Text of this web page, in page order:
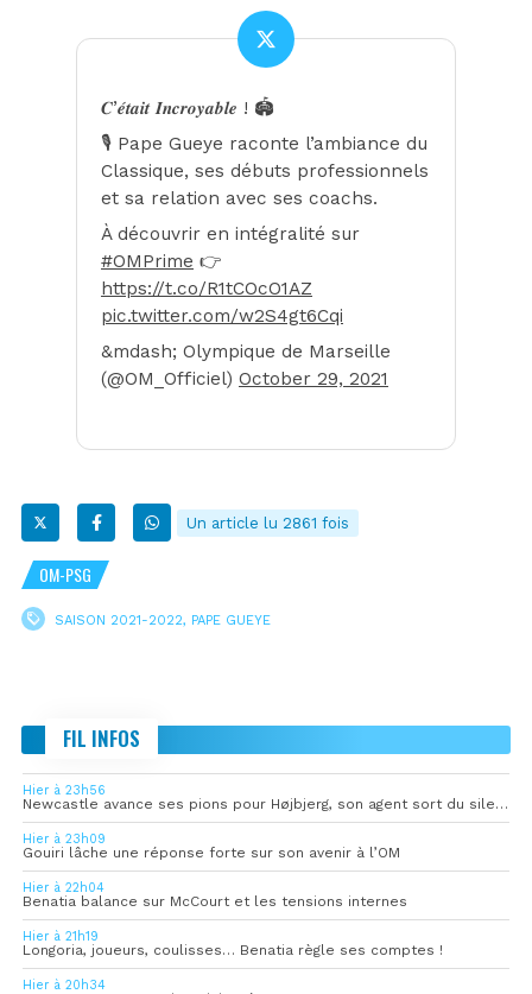
𝑪’𝒆́𝒕𝒂𝒊𝒕 𝑰𝒏𝒄𝒓𝒐𝒚𝒂𝒃𝒍𝒆 ! 🏟
🎙 Pape Gueye raconte l’ambiance du
Classique, ses débuts professionnels
et sa relation avec ses coachs.
À découvrir en intégralité sur
#OMPrime 👉
https://t.co/R1tCOcO1AZ
pic.twitter.com/w2S4gt6Cqi
&mdash; Olympique de Marseille
(@OM_Officiel) October 29, 2021
Un article lu 2861 fois
OM-PSG
SAISON 2021-2022, PAPE GUEYE
FIL INFOS
Hier à 23h56
Newcastle avance ses pions pour Højbjerg, son agent sort du silence
Hier à 23h09
Gouiri lâche une réponse forte sur son avenir à l’OM
Hier à 22h04
Benatia balance sur McCourt et les tensions internes
Hier à 21h19
Longoria, joueurs, coulisses… Benatia règle ses comptes !
Hier à 20h34